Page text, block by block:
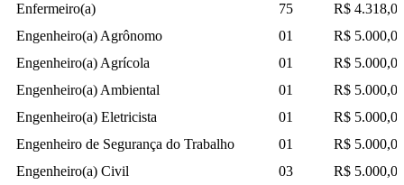
Enfermeiro(a)
75
R$ 4.318,00
Engenheiro(a) Agrônomo
01
R$ 5.000,00
Engenheiro(a) Agrícola
01
R$ 5.000,00
Engenheiro(a) Ambiental
01
R$ 5.000,00
Engenheiro(a) Eletricista
01
R$ 5.000,00
Engenheiro de Segurança do Trabalho
01
R$ 5.000,00
Engenheiro(a) Civil
03 R$ 5.000,00